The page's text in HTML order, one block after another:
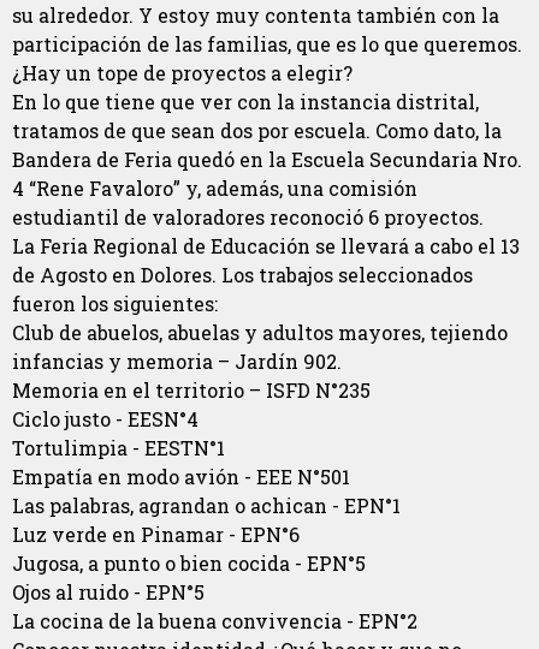
su alrededor. Y estoy muy contenta también con la
participación de las familias, que es lo que queremos.
¿Hay un tope de proyectos a elegir?
En lo que tiene que ver con la instancia distrital,
tratamos de que sean dos por escuela. Como dato, la
Bandera de Feria quedó en la Escuela Secundaria Nro.
4 “Rene Favaloro” y, además, una comisión
estudiantil de valoradores reconoció 6 proyectos.
La Feria Regional de Educación se llevará a cabo el 13
de Agosto en Dolores. Los trabajos seleccionados
fueron los siguientes:
Club de abuelos, abuelas y adultos mayores, tejiendo
infancias y memoria – Jardín 902.
Memoria en el territorio – ISFD N°235
Ciclo justo - EESN°4
Tortulimpia - EESTN°1
Empatía en modo avión - EEE N°501
Las palabras, agrandan o achican - EPN°1
Luz verde en Pinamar - EPN°6
Jugosa, a punto o bien cocida - EPN°5
Ojos al ruido - EPN°5
La cocina de la buena convivencia - EPN°2